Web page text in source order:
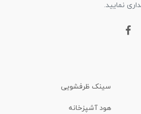
نمایید.
سینک ظرفشویی
هود آشپزخانه